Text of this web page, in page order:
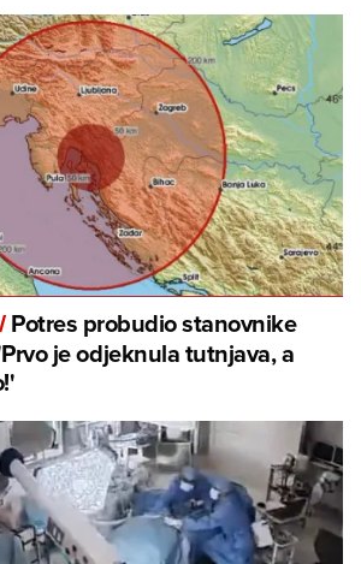
/Potres probudio stanovnike
je odjeknula tutnjava, a